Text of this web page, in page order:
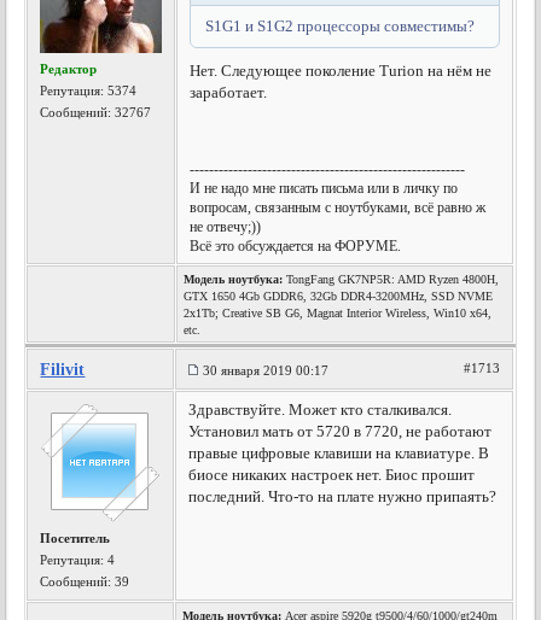
Редактор
Репутация:5374
Сообщений: 32767
S1G1 и S1G2 процессоры совместимы?
Нет. Следующее поколение Turion на нём не
заработает.
---------------------------------------------------------
И не надо мне писать письма или в личку по
вопросам, связанным с ноутбуками, всё равно ж
не отвечу;))
Всё это обсуждается на ФОРУМЕ.
Модель ноутбука: TongFang GK7NP5R: AMD Ryzen 4800H,
GTX 1650 4Gb GDDR6, 32Gb DDR4-3200MHz, SSD NVME
2x1Tb; Creative SB G6, Magnat Interior Wireless, Win10 x64,
etc.
Filivit 30 января 2019 00:17 #1713
Посетитель
Репутация:4
Сообщений: 39
Здравствуйте. Может кто сталкивался.
Установил мать от 5720 в 7720, не работают
правые цифровые клавиши на клавиатуре. В
биосе никаких настроек нет. Биос прошит
последний. Что-то на плате нужно припаять?
Модель ноутбука: Acer aspire 5920g t9500/4/60/1000/gt240m